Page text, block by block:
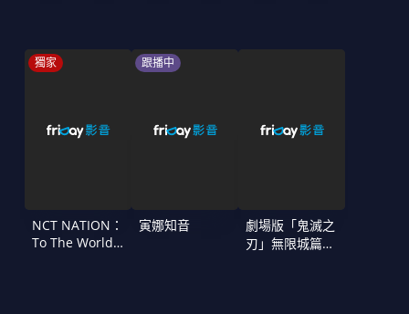
獨家
NCT NATION：
To The World
跟播中
寅娜知音
劇場版「鬼滅之
刃」無限城篇